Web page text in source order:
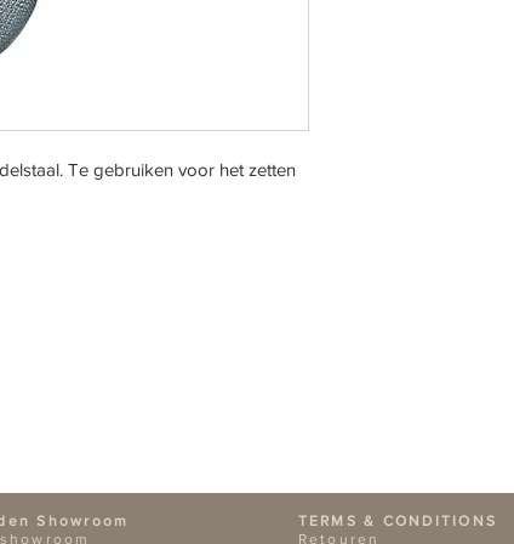
Te gebruiken voor het zetten
Showroom
TERMS & CONDITIONS
Retouren